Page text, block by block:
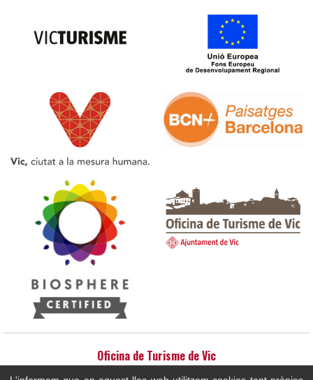
Oficina de Turisme de Vic
Plaça del Pes - Edifici Ajuntament 08500 - Vic / Telèfon: 93 886 2091 /